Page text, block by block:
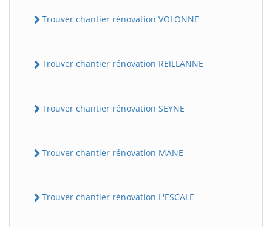
Trouver chantier rénovation VOLONNE
Trouver chantier rénovation REILLANNE
Trouver chantier rénovation SEYNE
Trouver chantier rénovation MANE
Trouver chantier rénovation L'ESCALE